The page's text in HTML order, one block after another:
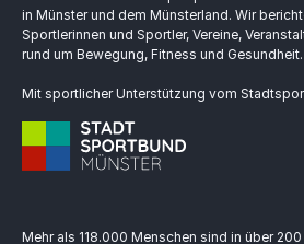
in Münster und dem Münsterland. Wir
Sportlerinnen und Sportler, Vereine,
rund um Bewegung, Fitness und Gesundheit.
Mit sportlicher Unterstützung vom
Mehr als 118.000 Menschen sind in über